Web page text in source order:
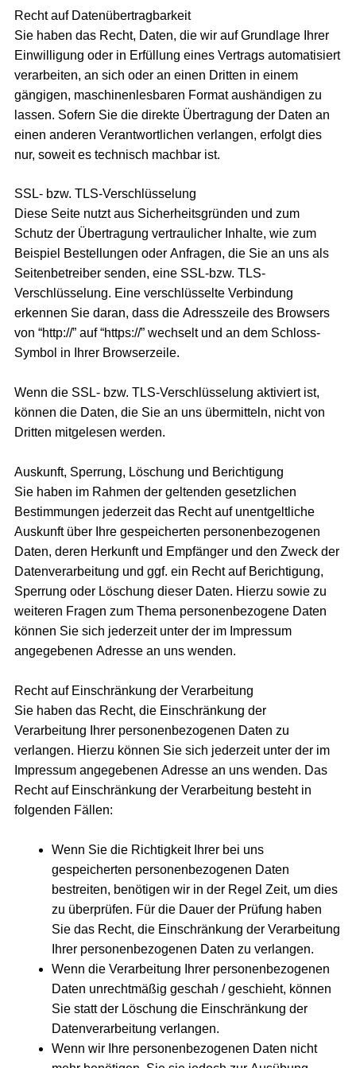
Recht auf Datenübertragbarkeit
Sie haben das Recht, Daten, die wir auf Grundlage Ihrer
Einwilligung oder in Erfüllung eines Vertrags automatisiert
verarbeiten, an sich oder an einen Dritten in einem
gängigen, maschinenlesbaren Format aushändigen zu
lassen. Sofern Sie die direkte Übertragung der Daten an
einen anderen Verantwortlichen verlangen, erfolgt dies
nur, soweit es technisch machbar ist.
SSL- bzw. TLS-Verschlüsselung
Diese Seite nutzt aus Sicherheitsgründen und zum
Schutz der Übertragung vertraulicher Inhalte, wie zum
Beispiel Bestellungen oder Anfragen, die Sie an uns als
Seitenbetreiber senden, eine SSL-bzw. TLS-
Verschlüsselung. Eine verschlüsselte Verbindung
erkennen Sie daran, dass die Adresszeile des Browsers
von “http://” auf “https://” wechselt und an dem Schloss-
Symbol in Ihrer Browserzeile.
Wenn die SSL- bzw. TLS-Verschlüsselung aktiviert ist,
können die Daten, die Sie an uns übermitteln, nicht von
Dritten mitgelesen werden.
Auskunft, Sperrung, Löschung und Berichtigung
Sie haben im Rahmen der geltenden gesetzlichen
Bestimmungen jederzeit das Recht auf unentgeltliche
Auskunft über Ihre gespeicherten personenbezogenen
Daten, deren Herkunft und Empfänger und den Zweck der
Datenverarbeitung und ggf. ein Recht auf Berichtigung,
Sperrung oder Löschung dieser Daten. Hierzu sowie zu
weiteren Fragen zum Thema personenbezogene Daten
können Sie sich jederzeit unter der im Impressum
angegebenen Adresse an uns wenden.
Recht auf Einschränkung der Verarbeitung
Sie haben das Recht, die Einschränkung der
Verarbeitung Ihrer personenbezogenen Daten zu
verlangen. Hierzu können Sie sich jederzeit unter der im
Impressum angegebenen Adresse an uns wenden. Das
Recht auf Einschränkung der Verarbeitung besteht in
folgenden Fällen:
Wenn Sie die Richtigkeit Ihrer bei uns
gespeicherten personenbezogenen Daten
bestreiten, benötigen wir in der Regel Zeit, um dies
zu überprüfen. Für die Dauer der Prüfung haben
Sie das Recht, die Einschränkung der Verarbeitung
Ihrer personenbezogenen Daten zu verlangen.
Wenn die Verarbeitung Ihrer personenbezogenen
Daten unrechtmäßig geschah / geschieht, können
Sie statt der Löschung die Einschränkung der
Datenverarbeitung verlangen.
Wenn wir Ihre personenbezogenen Daten nicht